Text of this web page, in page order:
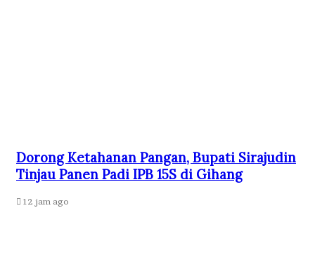
Dorong Ketahanan Pangan, Bupati Sirajudin
Tinjau Panen Padi IPB 15S di Gihang
12 jam ago